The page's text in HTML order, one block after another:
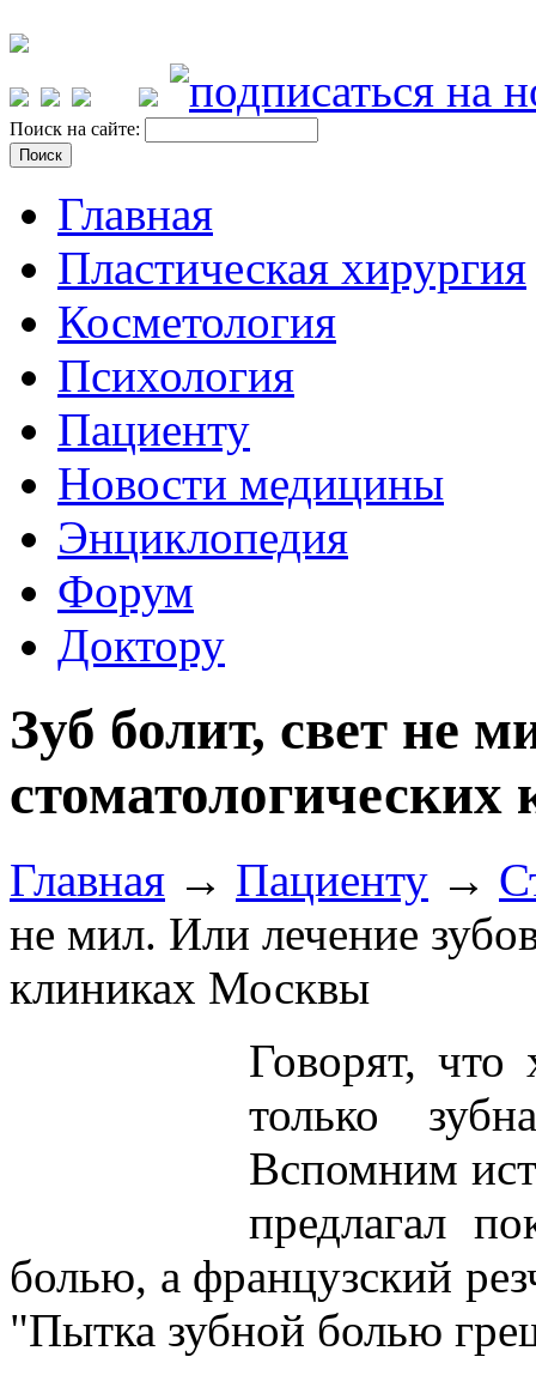
Поиск на сайте:
Главная
Пластическая хирургия
Косметология
Психология
Пациенту
Новости медицины
Энциклопедия
Форум
Доктору
Зуб болит, свет не
Главная → Пациенту →
не мил. Или лечение
клиниках Москвы
Говорят,
только
Вспомним
предлагал
болью, а французский
"Пытка зубной болью